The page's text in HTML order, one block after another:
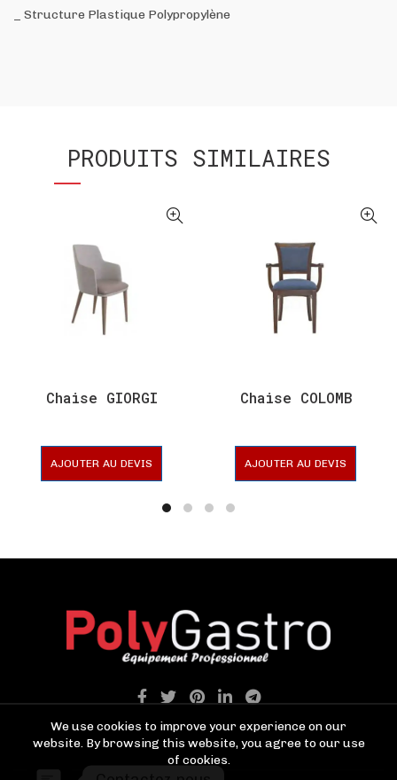
_ Structure Plastique Polypropylène
PRODUITS SIMILAIRES
Chaise GIORGI
AJOUTER AU DEVIS
Chaise COLOMB
AJOUTER AU DEVIS
We use cookies to improve your experience on our
website. By browsing this website, you agree to our use
of cookies.